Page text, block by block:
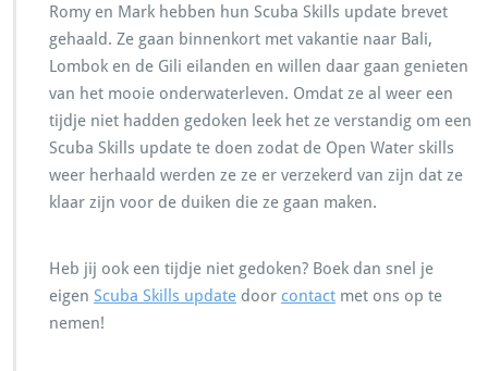
Romy en Mark hebben hun Scuba Skills update brevet
gehaald. Ze gaan binnenkort met vakantie naar Bali,
Lombok en de Gili eilanden en willen daar gaan genieten
van het mooie onderwaterleven. Omdat ze al weer een
tijdje niet hadden gedoken leek het ze verstandig om een
Scuba Skills update te doen zodat de Open Water skills
weer herhaald werden ze ze er verzekerd van zijn dat ze
klaar zijn voor de duiken die ze gaan maken.
Heb jij ook een tijdje niet gedoken? Boek dan snel je
eigen Scuba Skills update door contact met ons op te
nemen!